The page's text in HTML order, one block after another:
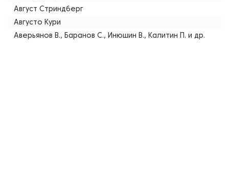
Август Стриндберг
Августо Кури
Аверьянов В., Баранов С., Инюшин В., Калитин П. и др.